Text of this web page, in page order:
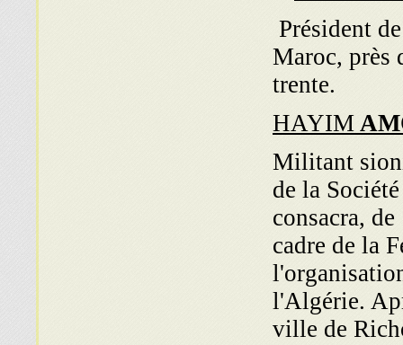
Président
Maroc, près
trente.
HAYIM
Militant
de la
consacra,
cadre de la
l'Algérie.
ville de